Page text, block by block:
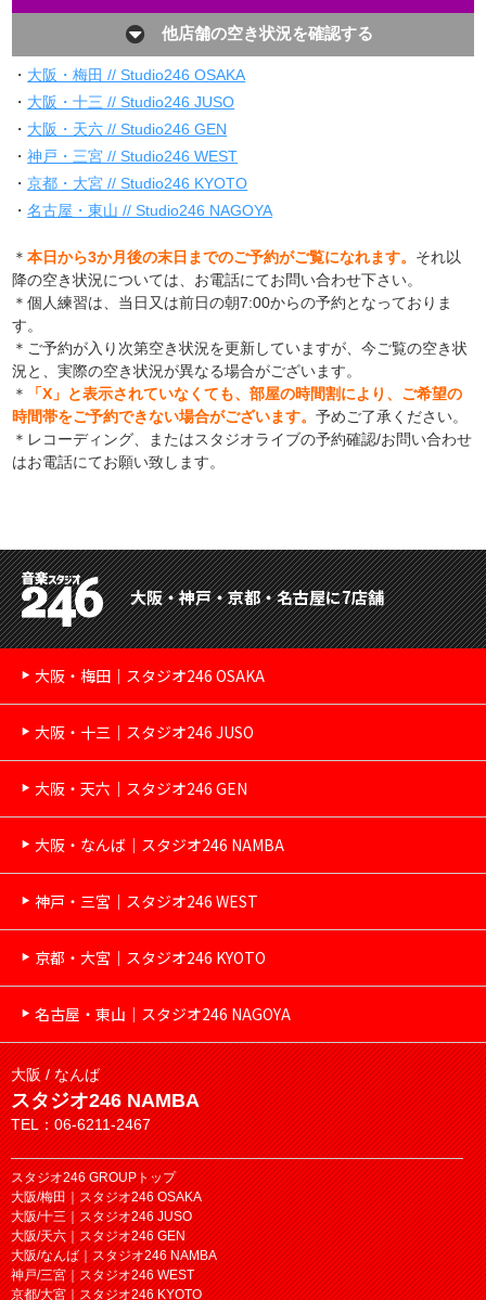
他店舗の空き状況を確認する
・ 大阪・梅田 // Studio246 OSAKA
・ 大阪・十三 // Studio246 JUSO
・ 大阪・天六 // Studio246 GEN
・神戸・三宮 // Studio246 WEST
・京都・大宮 // Studio246 KYOTO
・名古屋・東山 // Studio246 NAGOYA
＊本日から3か月後の末日までのご予約がご覧になれます。 それ以
降の空き状況については、お電話にてお問い合わせ下さい。
＊個人練習は、当日又は前日の朝7:00からの予約となっておりま
す。
＊ご予約が入り次第空き状況を更新していますが、今ご覧の空き状
況と、実際の空き状況が異なる場合がございます。
＊
「X」と表示されていなくても、部屋の時間割により、ご希望の
時間帯をご予約できない場合がございます。予めご了承ください。
＊レコーディング、またはスタジオライブの予約確認/お問い合わせ
はお電話にてお願い致します。
大阪・神戸・京都・名古屋に7店舗
大阪・梅田｜スタジオ246 OSAKA
大阪・十三｜スタジオ246 JUSO
大阪・天六｜スタジオ246 GEN
大阪・なんば｜スタジオ246 NAMBA
神戸・三宮｜スタジオ246 WEST
京都・大宮｜スタジオ246 KYOTO
名古屋・東山｜スタジオ246 NAGOYA
大阪 / なんば
スタジオ246 NAMBA
TEL：06-6211-2467
スタジオ246 GROUPトップ
大阪/梅田｜スタジオ246 OSAKA
大阪/十三｜スタジオ246 JUSO
大阪/天六｜スタジオ246 GEN
大阪/なんば｜スタジオ246 NAMBA
神戸/三宮｜スタジオ246 WEST
京都/大宮｜スタジオ246 KYOTO